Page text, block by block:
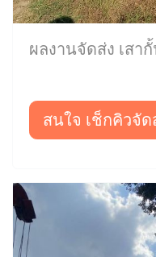
ผลงานจัดส่ง เสา
สนใจ เช็กคิวจัด